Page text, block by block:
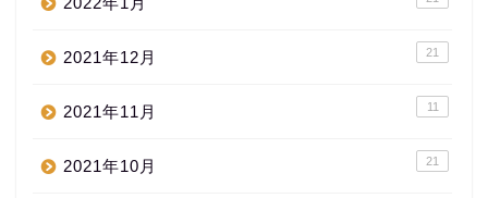
2021年12月 21
2021年11月 11
2021年10月 21